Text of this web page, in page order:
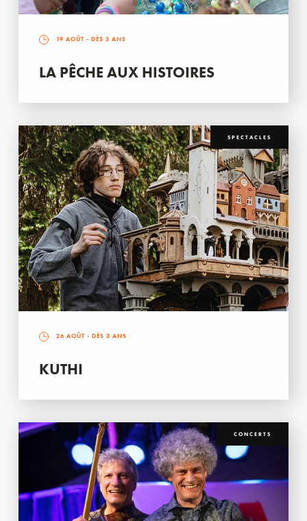
19 AOÛT - DÈS 3 ANS
LA PÊCHE AUX HISTOIRES
SPECTACLES
26 AOÛT - DÈS 3 ANS
KUTHI
CONCERTS